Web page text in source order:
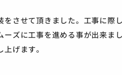
させて頂きました。工事に際
ーズに工事を進める事が出来ま
げます。